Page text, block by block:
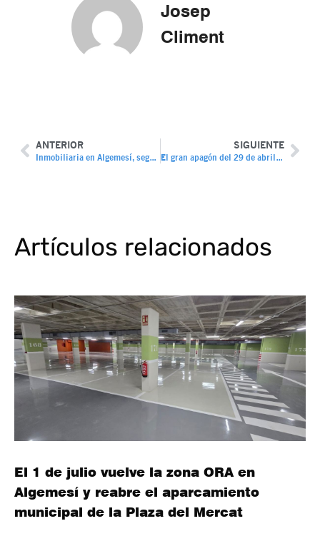
Josep
Climent
ANTERIOR
Inmobiliaria en Algemesí, seguimos operativos tras la DANA
SIGUIENTE
El gran apagón del 29 de abril de 2025: impacto y lecciones para el sector inmobiliario
Artículos relacionados
El 1 de julio vuelve la zona ORA en
Algemesí y reabre el aparcamiento
municipal de la Plaza del Mercat